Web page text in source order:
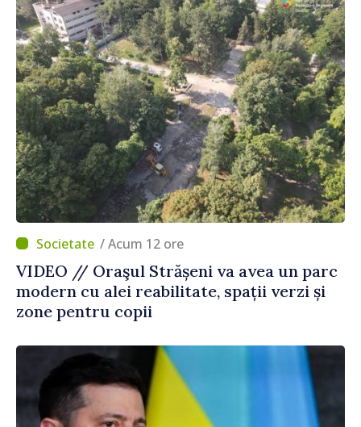
/ Acum 12 ore
VIDEO // Oraşul Strășeni va avea un parc
modern cu alei reabilitate, spații verzi și
zone pentru copii